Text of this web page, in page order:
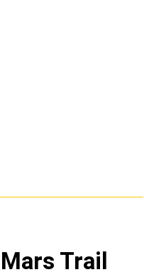
Trail